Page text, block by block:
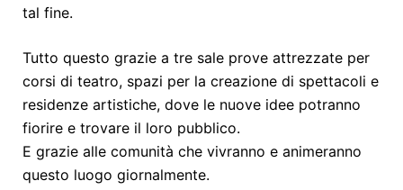
tal fine.
Tutto questo grazie a tre sale prove attrezzate per
corsi di teatro, spazi per la creazione di spettacoli e
residenze artistiche, dove le nuove idee potranno
fiorire e trovare il loro pubblico.
E grazie alle comunità che vivranno e animeranno
questo luogo giornalmente.